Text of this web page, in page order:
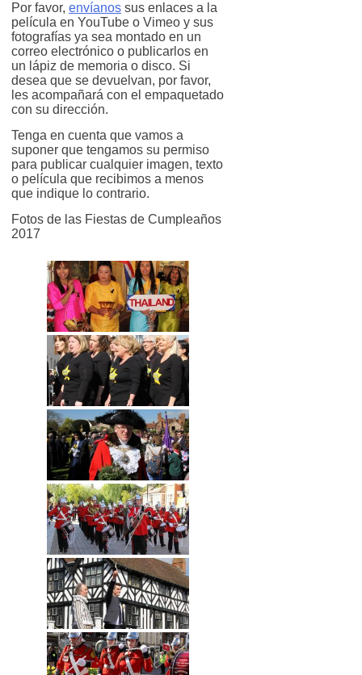
Por favor, envíanos sus enlaces a la
película en YouTube o Vimeo y sus
fotografías ya sea montado en un
correo electrónico o publicarlos en
un lápiz de memoria o disco. Si
desea que se devuelvan, por favor,
les acompañará con el empaquetado
con su dirección.
Tenga en cuenta que vamos a
suponer que tengamos su permiso
para publicar cualquier imagen, texto
o película que recibimos a menos
que indique lo contrario.
Fotos de las Fiestas de Cumpleaños
2017